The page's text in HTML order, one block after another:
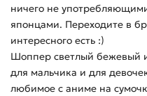
ничего не
японцами. Переходите в
интересного есть :)
Шоппер светлый бежевый
для мальчика и для
любимое с аниме на